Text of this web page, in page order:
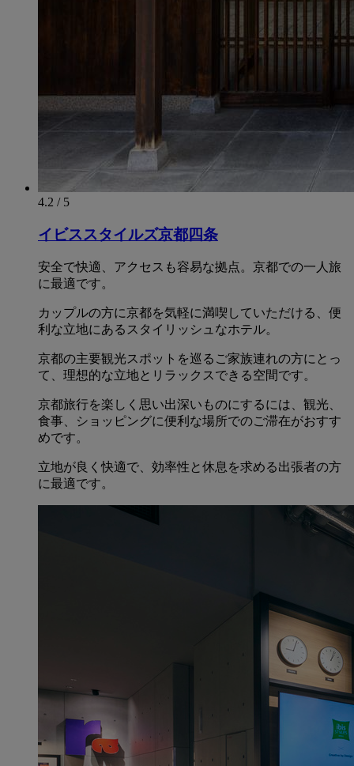
4.2 / 5
イビススタイルズ京都四条
安全で快適、アクセスも容易な拠点。京都での一人旅
に最適です。
カップルの方に京都を気軽に満喫していただける、便
利な立地にあるスタイリッシュなホテル。
京都の主要観光スポットを巡るご家族連れの方にとっ
て、理想的な立地とリラックスできる空間です。
京都旅行を楽しく思い出深いものにするには、観光、
食事、ショッピングに便利な場所でのご滞在がおすす
めです。
立地が良く快適で、効率性と休息を求める出張者の方
に最適です。